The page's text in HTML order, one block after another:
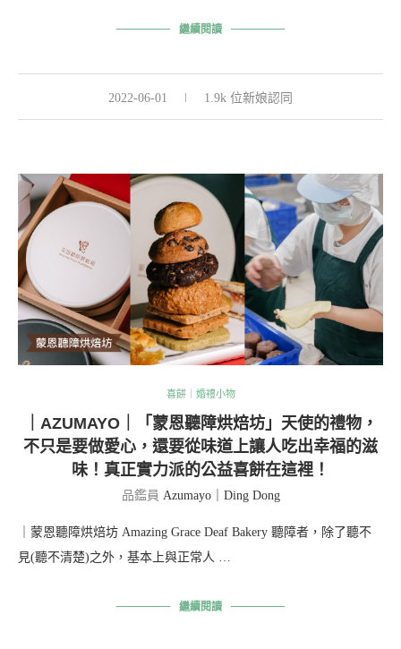
繼續閱讀
2022-06-01 1.9k 位新娘認同
喜餅｜婚禮小物
｜AZUMAYO｜「蒙恩聽障烘焙坊」天使的禮物，
不只是要做愛心，還要從味道上讓人吃出幸福的滋
味！真正實力派的公益喜餅在這裡！
品鑑員 Azumayo｜Ding Dong
｜蒙恩聽障烘焙坊 Amazing Grace Deaf Bakery 聽障者，除了聽不
見(聽不清楚)之外，基本上與正常人 …
繼續閱讀